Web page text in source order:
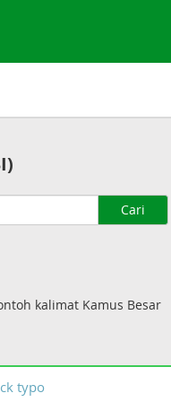
Cari
kalimat Kamus Besar
typo